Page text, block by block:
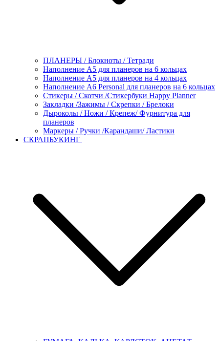
ПЛАНЕРЫ / Блокноты / Тетради
Наполнение А5 для планеров на 6 кольцах
Наполнение А5 для планеров на 4 кольцах
Наполнение А6 Personal для планеров на 6 кольцах
Стикеры / Скотчи /Стикербуки Happy Planner
Закладки /Зажимы / Скрепки / Брелоки
Дыроколы / Ножи / Крепеж/ Фурнитура для
планеров
Маркеры / Ручки /Карандаши/ Ластики
СКРАПБУКИНГ